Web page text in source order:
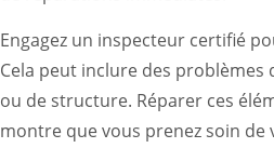
Engagez un inspecteur certifié
Cela peut inclure des problèmes
ou de structure. Réparer ces
montre que vous prenez soin